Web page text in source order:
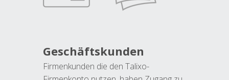
Geschäftskunden
Firmenkunden die den Talixo-